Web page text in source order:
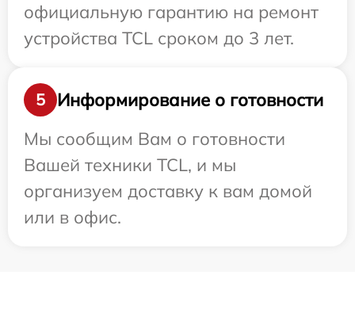
официальную гарантию на ремонт
устройства TCL сроком до 3 лет.
5
Информирование о готовности
Мы сообщим Вам о готовности
Вашей техники TCL, и мы
организуем доставку к вам домой
или в офис.